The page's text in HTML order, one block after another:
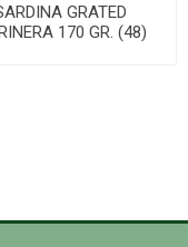
GRATED
170 GR. (48)